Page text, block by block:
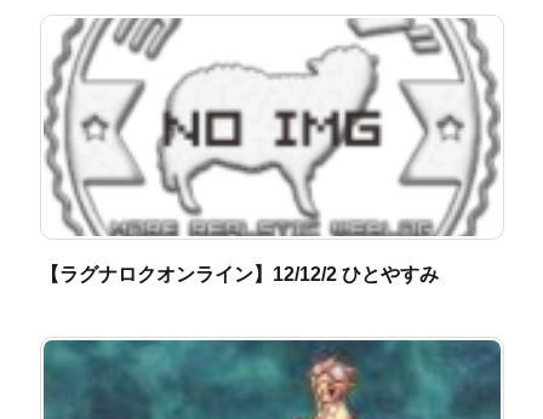
【ラグナロクオンライン】12/12/2 ひとやすみ